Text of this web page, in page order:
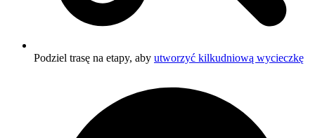
Podziel trasę na etapy, aby utworzyć kilkudniową wycieczkę